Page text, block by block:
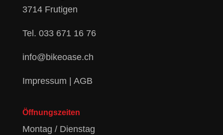
3714 Frutigen
Tel. 033 671 16 76
info@bikeoase.ch
Impressum | AGB
Öffnungszeiten
Montag / Dienstag